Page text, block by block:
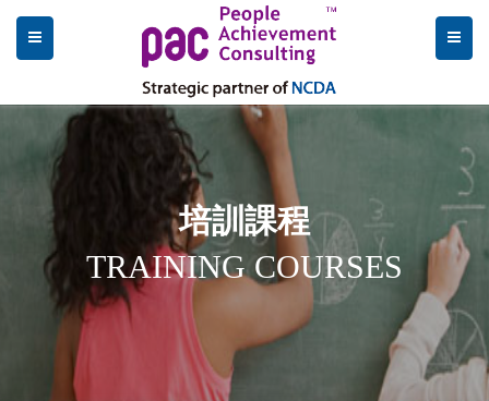
培訓課程
TRAINING COURSES